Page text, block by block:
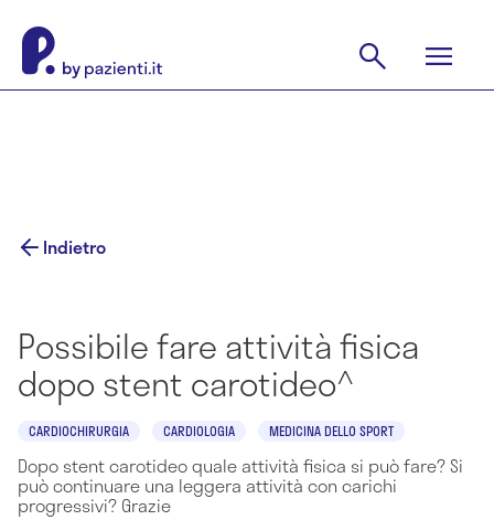
Indietro
Possibile fare attività fisica
dopo stent carotideo^
CARDIOCHIRURGIA CARDIOLOGIA MEDICINA DELLO SPORT
Dopo stent carotideo quale attività fisica si può fare? Si
può continuare una leggera attività con carichi
progressivi? Grazie